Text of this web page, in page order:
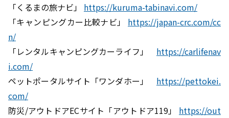
「くるまの旅ナビ」 https://kuruma-tabinavi.com/
「キャンピングカー比較ナビ」 https://japan-crc.com/cc
n/
「レンタルキャンピングカーライフ」 https://carlifenav
i.com/
ペットポータルサイト「ワンダホー」 https://pettokei.
com/
防災/アウトドアECサイト「アウトドア119」 https://out